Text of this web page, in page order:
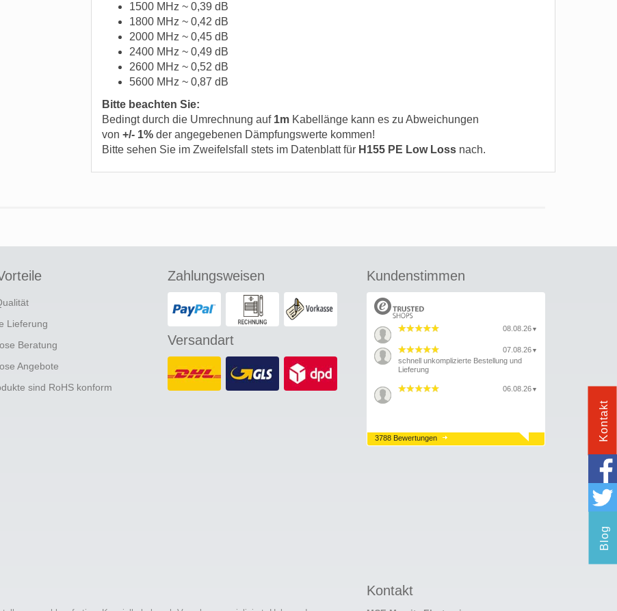
1500 MHz ~ 0,39 dB
1800 MHz ~ 0,42 dB
2000 MHz ~ 0,45 dB
2400 MHz ~ 0,49 dB
2600 MHz ~ 0,52 dB
5600 MHz ~ 0,87 dB
Bitte beachten Sie:
Bedingt durch die Umrechnung auf 1m Kabellänge kann es zu Abweichungen
von +/- 1% der angegebenen Dämpfungswerte kommen!
Bitte sehen Sie im Zweifelsfall stets im Datenblatt für H155 PE Low Loss nach.
Lieferung
Beratung
Angebote
sind RoHS konform
Zahlungsweisen
Versandart
Kundenstimmen
08.08.26 ▼
07.08.26 ▼
schnell unkomplizierte Bestellung und
Lieferung
06.08.26 ▼
3788 Bewertungen
Kontakt
Kontakt
Blog